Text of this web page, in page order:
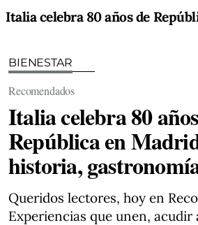
BIENESTAR
Recomendados
Italia celebra 80
República en
historia,
Queridos lectores, hoy en
Experiencias que unen, acudir